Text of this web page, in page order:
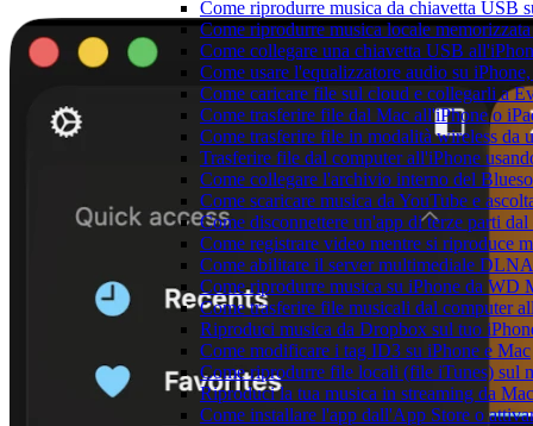
Come riprodurre musica da chiavetta USB
Come riprodurre musica locale
Come collegare una chiavetta USB
Come usare l'equalizzatore audio su
Come caricare file sul cloud e collegarli a
Come trasferire file dal Mac all'iPhone o
Come trasferire file in modalità wireless da
Trasferire file dal computer all'iPhone
Come collegare l'archivio interno del
Come scaricare musica da YouTube e
Come disconnettere un'app di terze parti
Come registrare video mentre si riproduce
Come abilitare il server multimediale
Come riprodurre musica su iPhone da WD
Come trasferire file musicali dal computer
Riproduci musica da Dropbox sul tuo
Come modificare i tag ID3 su iPhone e Mac
Come riprodurre file locali (file iTunes) sul
Riproduci la tua musica in streaming da
Come installare l'app dall'App Store o